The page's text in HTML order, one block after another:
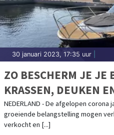
30 januari 2023, 17:35 uur
ZO BESCHERM JE JE
KRASSEN, DEUKEN
NEDERLAND - De afgelopen
groeiende belangstelling mogen
verkocht en [...]